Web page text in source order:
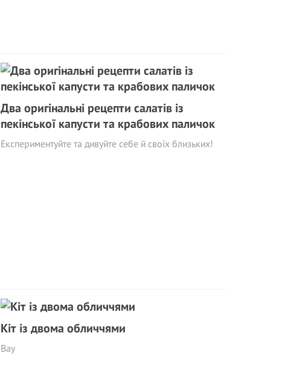
Два оригінальні рецепти салатів із
пекінської капусти та крабових паличок
Експериментуйте та дивуйте себе й своїх близьких!
Кіт із двома обличчями
Вау